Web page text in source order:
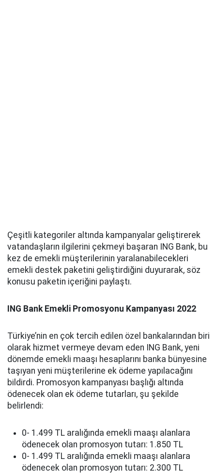
Çeşitli kategoriler altında kampanyalar geliştirerek
vatandaşların ilgilerini çekmeyi başaran ING Bank, bu
kez de emekli müşterilerinin yaralanabilecekleri
emekli destek paketini geliştirdiğini duyurarak, söz
konusu paketin içeriğini paylaştı.
ING Bank Emekli Promosyonu Kampanyası 2022
Türkiye’nin en çok tercih edilen özel bankalarından biri
olarak hizmet vermeye devam eden ING Bank, yeni
dönemde emekli maaşı hesaplarını banka bünyesine
taşıyan yeni müşterilerine ek ödeme yapılacağını
bildirdi. Promosyon kampanyası başlığı altında
ödenecek olan ek ödeme tutarları, şu şekilde
belirlendi:
0- 1.499 TL aralığında emekli maaşı alanlara
ödenecek olan promosyon tutarı: 1.850 TL
0- 1.499 TL aralığında emekli maaşı alanlara
ödenecek olan promosyon tutarı: 2.300 TL